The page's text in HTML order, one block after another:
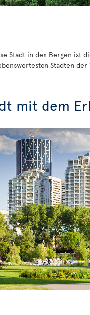
Stadt in den Bergen ist
Städten der
mit dem